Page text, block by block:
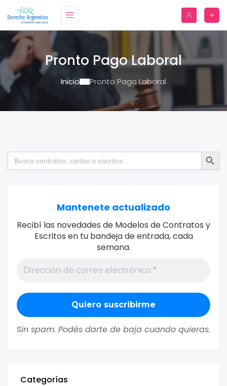
Pronto Pago Laboral
Inicio Pronto Pago Laboral
Buscar: Botón de
Mantenete actualizado
Recibí las novedades de Modelos de Contratos y
Escritos en tu bandeja de entrada, cada
semana.
Sin spam. Podés darte de baja cuando quieras.
Categorías